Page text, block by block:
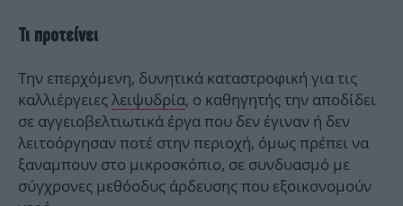
Τι προτείνει
Την επερχόμενη, δυνητικά καταστροφική για τις
καλλιέργειεςλειψυδρία, ο καθηγητής την αποδίδει
σε αγγειοβελτιωτικά έργα που δεν έγιναν ή δεν
λειτοόργησαν ποτέ στην περιοχή, όμως πρέπει να
ξαναμπουν στο μικροσκόπιο, σε συνδυασμό με
σύγχρονες μεθόοδυς άρδευσης που εξοικονομούν